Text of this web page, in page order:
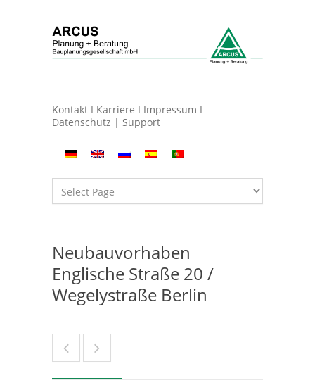
Kontakt I Karriere I Impressum I
Datenschutz | Support
Neubauvorhaben
Englische Straße 20 /
Wegelystraße Berlin